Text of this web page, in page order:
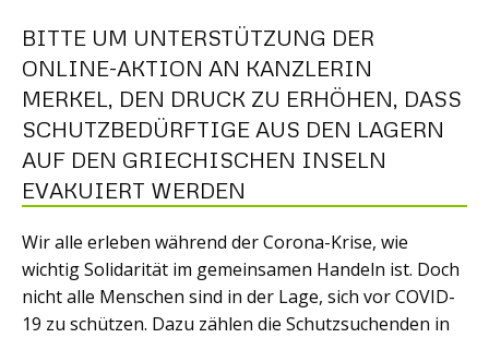
BITTE UM UNTERSTÜTZUNG DER
ONLINE-AKTION AN KANZLERIN
MERKEL, DEN DRUCK ZU ERHÖHEN, DASS
SCHUTZBEDÜRFTIGE AUS DEN LAGERN
AUF DEN GRIECHISCHEN INSELN
EVAKUIERT WERDEN
Wir alle erleben während der Corona-Krise, wie
wichtig Solidarität im gemeinsamen Handeln ist. Doch
nicht alle Menschen sind in der Lage, sich vor COVID-
19 zu schützen. Dazu zählen die Schutzsuchenden in